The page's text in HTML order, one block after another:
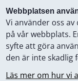
Webbplatsen
Vi använder oss
på vår webbplats.
syfte att göra
den är inte skadlig
Läs mer om hur vi